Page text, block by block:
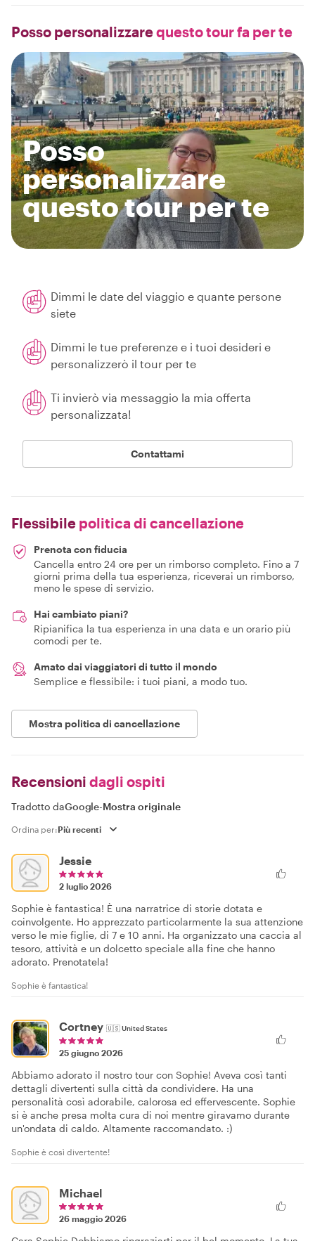
Posso personalizzarequesto tour fa per te
Posso
personalizzare
questo tour per te
Dimmi le date del viaggio e quante persone
siete
Dimmi le tue preferenze e i tuoi desideri e
personalizzerò il tour per te
Ti invierò via messaggio la mia offerta
personalizzata!
Contattami
Flessibile politica di cancellazione
Prenota con fiducia
Cancella entro 24 ore per un rimborso completo. Fino a 7
giorni prima della tua esperienza, riceverai un rimborso,
meno le spese di servizio.
Hai cambiato piani?
Ripianifica la tua esperienza in una data e un orario più
comodi per te.
Amato dai viaggiatori di tutto il mondo
Semplice e flessibile: i tuoi piani, a modo tuo.
Mostra politica di cancellazione
Recensioni dagli ospiti
Tradotto daGoogle-Mostra originale
Ordina per:
Jessie
2 luglio 2026
Sophie è fantastica! È una narratrice di storie dotata e
coinvolgente. Ho apprezzato particolarmente la sua attenzione
verso le mie figlie, di 7 e 10 anni. Ha organizzato una caccia al
tesoro, attività e un dolcetto speciale alla fine che hanno
adorato. Prenotatela!
Sophie è fantastica!
Cortney 🇺🇸United States
25 giugno 2026
Abbiamo adorato il nostro tour con Sophie! Aveva così tanti
dettagli divertenti sulla città da condividere. Ha una
personalità così adorabile, calorosa ed effervescente. Sophie
si è anche presa molta cura di noi mentre giravamo durante
un'ondata di caldo. Altamente raccomandato. :)
Sophie è così divertente!
Michael
26 maggio 2026